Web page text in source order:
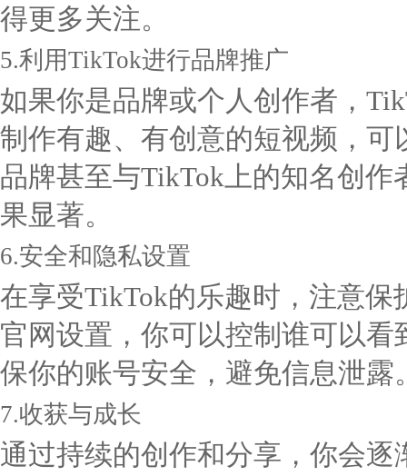
得更多关注。
5.利用TikTok进行品牌推广
如果你是品牌或个人创作者，
制作有趣、有创意的短视频，
品牌甚至与TikTok上的知名创
果显著。
6.安全和隐私设置
在享受TikTok的乐趣时，注意
官网设置，你可以控制谁可以
保你的账号安全，避免信息泄露
7.收获与成长
通过持续的创作和分享，你会